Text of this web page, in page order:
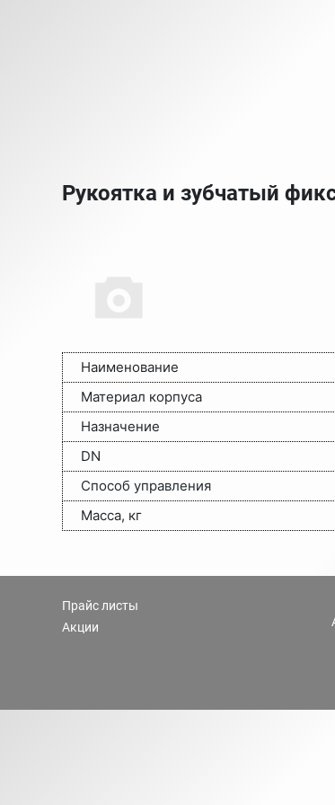
Рукоятка и зубчатый
Наименование
Материал корпуса
Назначение
DN
Способ управления
Масса, кг
Прайс листы
Акции